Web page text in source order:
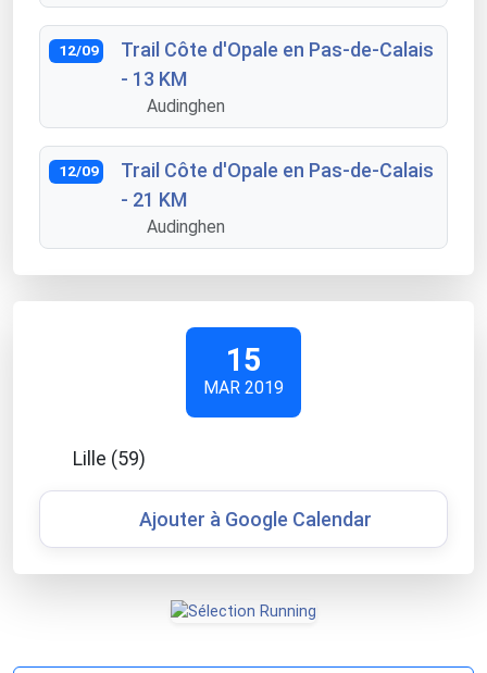
12/09
Trail Côte d'Opale en Pas-de-Calais
- 13 KM
Audinghen
12/09
Trail Côte d'Opale en Pas-de-Calais
- 21 KM
Audinghen
15
MAR 2019
Lille (59)
Ajouter à Google Calendar